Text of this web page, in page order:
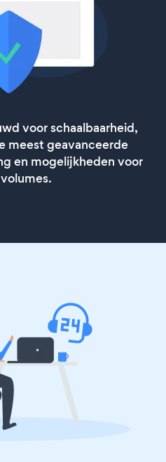
voor schaalbaarheid,
meest geavanceerde
en mogelijkheden voor